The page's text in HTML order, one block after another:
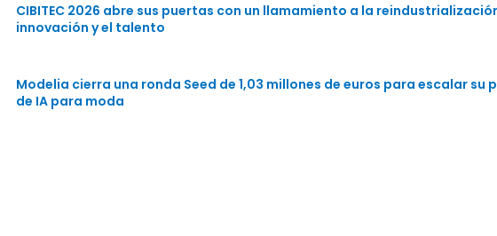
CIBITEC 2026 abre sus puertas con un llamamiento a la
innovación y el talento
Modelia cierra una ronda Seed de 1,03 millones de euros para escalar su
de IA para moda